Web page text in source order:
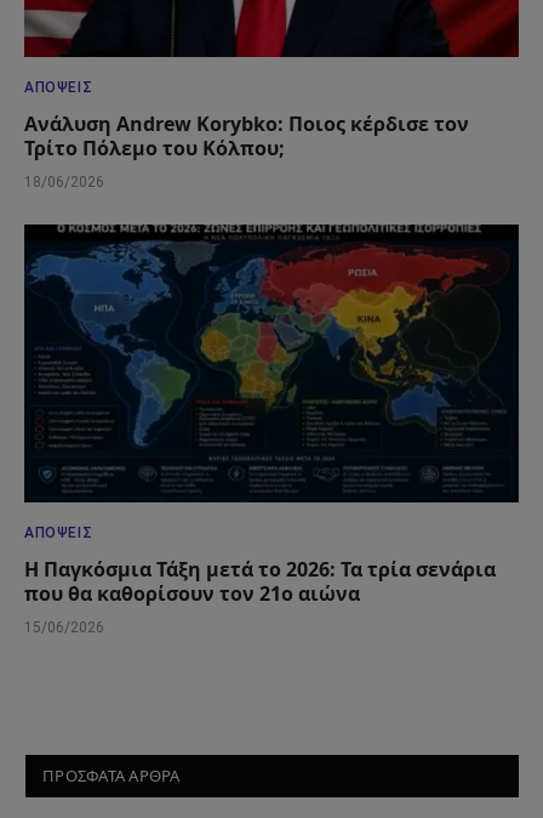
ΑΠΌΨΕΙΣ
Ανάλυση Andrew Korybko: Ποιος κέρδισε τον
Τρίτο Πόλεμο του Κόλπου;
18/06/2026
ΑΠΌΨΕΙΣ
Η Παγκόσμια Τάξη μετά το 2026: Τα τρία σενάρια
που θα καθορίσουν τον 21ο αιώνα
15/06/2026
ΠΡΟΣΦΑΤΑ ΑΡΘΡΑ